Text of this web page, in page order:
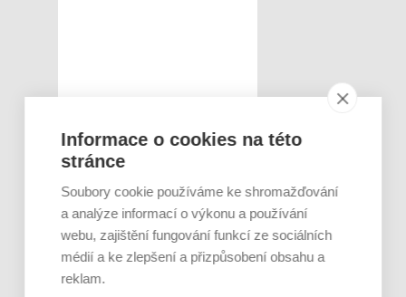
Informace o cookies na této
stránce
Soubory cookie používáme ke shromažďování
a analýze informací o výkonu a používání
webu, zajištění fungování funkcí ze sociálních
médií a ke zlepšení a přizpůsobení obsahu a
reklam.